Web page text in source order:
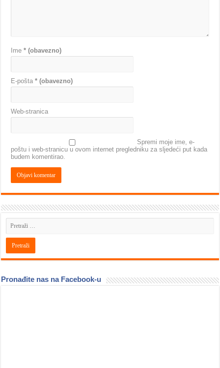
Ime* (obavezno)
E-pošta* (obavezno)
Web-stranica
Spremi moje ime, e-
poštu i web-stranicu u ovom internet pregledniku za sljedeći put kada
budem komentirao.
Pronađite nas na Facebook-u